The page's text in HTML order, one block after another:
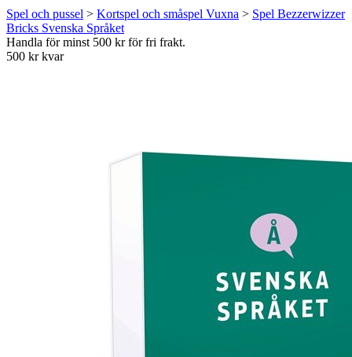
Spel och pussel > Kortspel och småspel Vuxna > Spel Bezzerwizzer
Bricks Svenska Språket
Handla för minst 500 kr för fri frakt.
500 kr kvar